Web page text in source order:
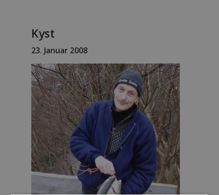
Kyst
23. Januar 2008